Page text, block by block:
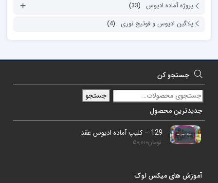
پروژه آماده ادیوس
(33)
پلاگین ادیوس و فوتیج نوری
(4)
جستجو کن
جستجو
جدیدترین محصول
129 – کلیپ آماده ادیوس عقد
تومان50,000
آموزش های میکس لوک